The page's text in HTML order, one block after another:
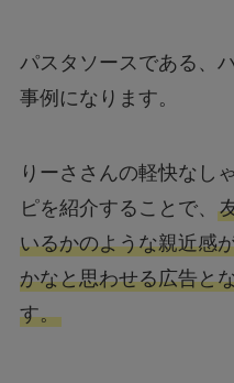
パスタソースである、
事例になります。
りーささんの軽快なし
ピを紹介することで、
いるかのような親近感
かなと思わせる広告と
す。